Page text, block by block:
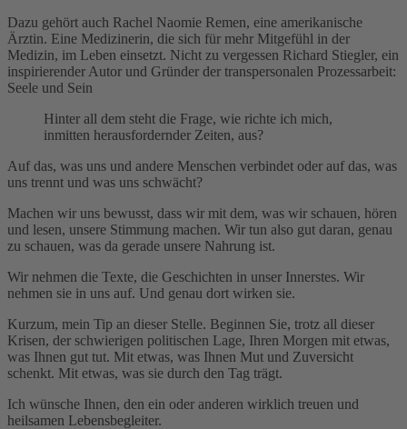
Dazu gehört auch Rachel Naomie Remen, eine amerikanische
Ärztin. Eine Medizinerin, die sich für mehr Mitgefühl in der
Medizin, im Leben einsetzt. Nicht zu vergessen Richard Stiegler, ein
inspirierender Autor und Gründer der transpersonalen Prozessarbeit:
Seele und Sein
Hinter all dem steht die Frage, wie richte ich mich,
inmitten herausfordernder Zeiten, aus?
Auf das, was uns und andere Menschen verbindet oder auf das, was
uns trennt und was uns schwächt?
Machen wir uns bewusst, dass wir mit dem, was wir schauen, hören
und lesen, unsere Stimmung machen. Wir tun also gut daran, genau
zu schauen, was da gerade unsere Nahrung ist.
Wir nehmen die Texte, die Geschichten in unser Innerstes. Wir
nehmen sie in uns auf. Und genau dort wirken sie.
Kurzum, mein Tip an dieser Stelle. Beginnen Sie, trotz all dieser
Krisen, der schwierigen politischen Lage, Ihren Morgen mit etwas,
was Ihnen gut tut. Mit etwas, was Ihnen Mut und Zuversicht
schenkt. Mit etwas, was sie durch den Tag trägt.
Ich wünsche Ihnen, den ein oder anderen wirklich treuen und
heilsamen Lebensbegleiter.